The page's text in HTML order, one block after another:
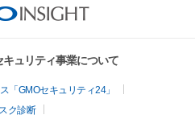
ュリティ事業について
「GMOセキュリティ24」
ク診断